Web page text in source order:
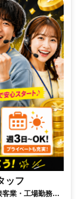
ッフ
業・工場勤務の